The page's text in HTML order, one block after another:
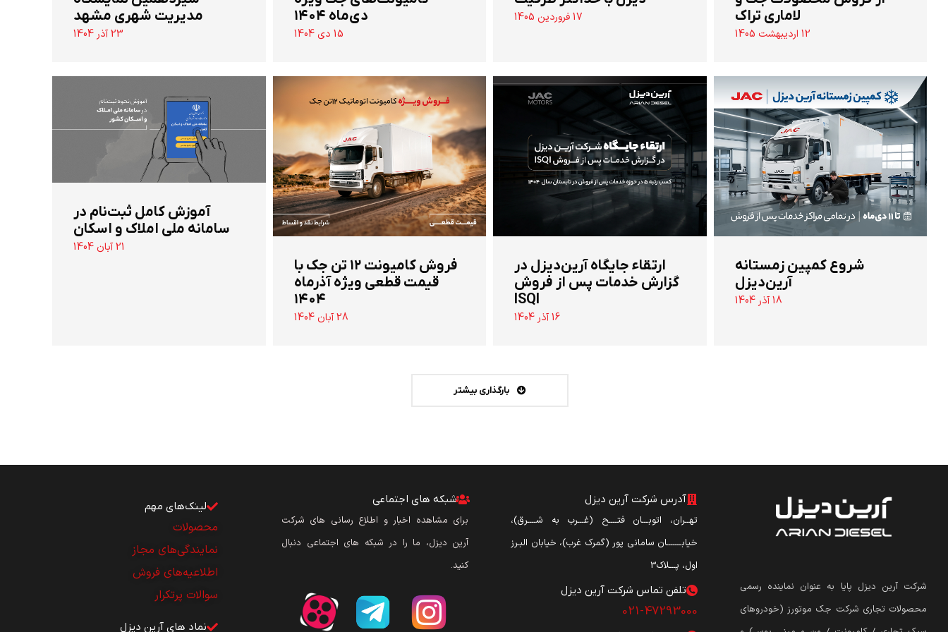
لاماری تراک
12 اردیبهشت 1405
17 فروردین 1405
دی‌ماه ۱۴۰۴
15 دی 1404
مدیریت شهری مشهد
23 آذر 1404
شروع کمپین زمستانه
آرین‌دیزل
18 آذر 1404
ارتقاء جایگاه آرین‌دیزل در
گزارش خدمات پس از فروش
ISQI
16 آذر 1404
‌فروش کامیونت ۱۲ تن جک با
قیمت قطعی ویژه آذرماه
۱۴۰۴
28 آبان 1404
آموزش کامل ثبت‌نام در
سامانه ملی املاک و اسکان
21 آبان 1404
بارگذاری بیشتر
شرکت آرین دیزل پایا به عنوان نماینده رسمی
محصولات تجاری شرکت جک موتورز (خودروهای
آدرس شرکت آرین دیزل
تهــران، اتوبـــان فتــــح (غـــرب به شــــرق)،
خیابـــــــان سامانی پور (گمرک غرب)، خیابان البـرز
اول، پـــلاک3
تلفن تماس شرکت آرین دیزل​
021-47293000
شبکه های اجتماعی
برای مشاهده اخبار و اطلاع رسانی های شرکت
آرین دیزل، ما را در شبکه های اجتماعی دنبال
کنید.
لینک‌های مهم
محصولات
نمایندگی‌های مجاز
اطلاعیه‌های فروش
سوالات پرتکرار
نماد های آرین دیزل